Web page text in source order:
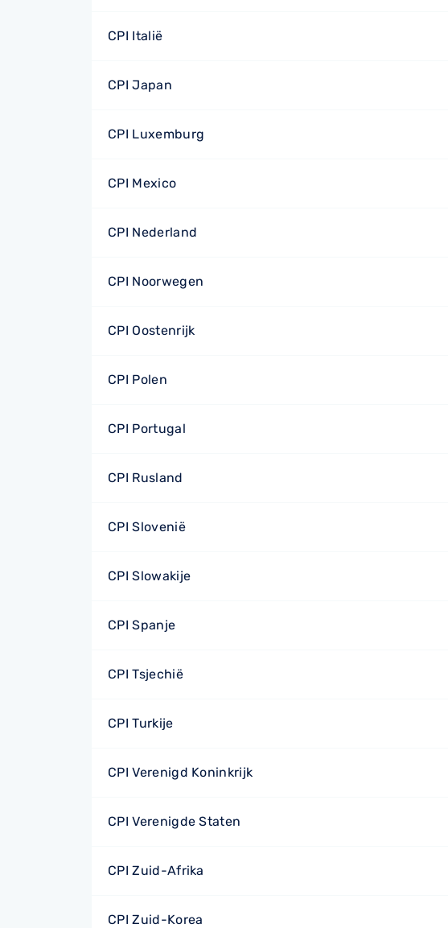
CPI Italië
CPI Japan
CPI Luxemburg
CPI Mexico
CPI Nederland
CPI Noorwegen
CPI Oostenrijk
CPI Polen
CPI Portugal
CPI Rusland
CPI Slovenië
CPI Slowakije
CPI Spanje
CPI Tsjechië
CPI Turkije
CPI Verenigd Koninkrijk
CPI Verenigde Staten
CPI Zuid-Afrika
CPI Zuid-Korea